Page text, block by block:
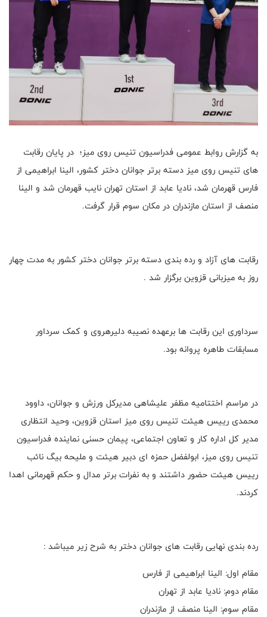
به گزارش روابط عمومی فدراسیون تنیس روی میز؛ در پایان رقابت
های تنیس روی میز دسته برتر جوانان دختر کشور، الینا ابراهیمی از
فارس قهرمان شد، نادیا عابد از استان تهران نایب قهرمان شد و الینا
منصف از استان مازندران در مکان سوم قرار گرفت.
رقابت های آزاد و رده بندی دسته برتر جوانان دختر کشور به مدت چهار
روز به میزبانی قزوین برگزار شد .
سرداوری این رقابت ها برعهده نصیبه دلیرهروی و کمک سرداور
مسابقات طاهره پروانه بود.
در مراسم اختتامیه مظفر علیشاهی مدیرکل ورزش و جوانان، داوود
محمدی رییس هیئت تنیس روی میز استان قزوین، وحید انتظاری
مدیر کل اداره کار و تعاون اجتماعی، پیمان حسنی نماینده فدراسیون
تنیس روی میز، ابولفضل حمزه ای دبیر هیئت ‌و ملیحه بیگ نائب
رییس هیئت حضور داشتند و به نفرات برتر مدال و حکم قهرمانی اهدا
کردند.
رده بندی نهایی رقابت های جوانان دختر به شرح زیر میباشد :
مقام اول: الینا ابراهیمی از فارس
مقام دوم: نادیا عابد از تهران
مقام سوم: الینا منصف از مازندران